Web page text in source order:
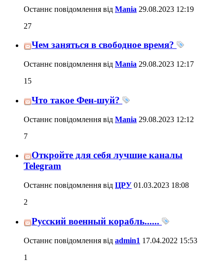
Останнє повідомлення від Mania 29.08.2023 12:19
27
Чем заняться в свободное время?
Останнє повідомлення від Mania 29.08.2023 12:17
15
Что такое Фен-шуй?
Останнє повідомлення від Mania 29.08.2023 12:12
7
Откройте для себя лучшие каналы
Telegram
Останнє повідомлення від ЦРУ 01.03.2023 18:08
2
Русский военный корабль......
Останнє повідомлення від admin1 17.04.2022 15:53
1